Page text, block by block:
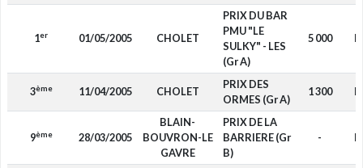
1er 01/05/2005 CHOLET
PRIX DU BAR
PMU "LE
SULKY" - LES
(Gr A)
5 000
3ème 11/04/2005 CHOLET
PRIX DES
ORMES (Gr A)
1 300
9ème 28/03/2005
BLAIN-
BOUVRON-LE
GAVRE
PRIX DE LA
BARRIERE (Gr
B)
-